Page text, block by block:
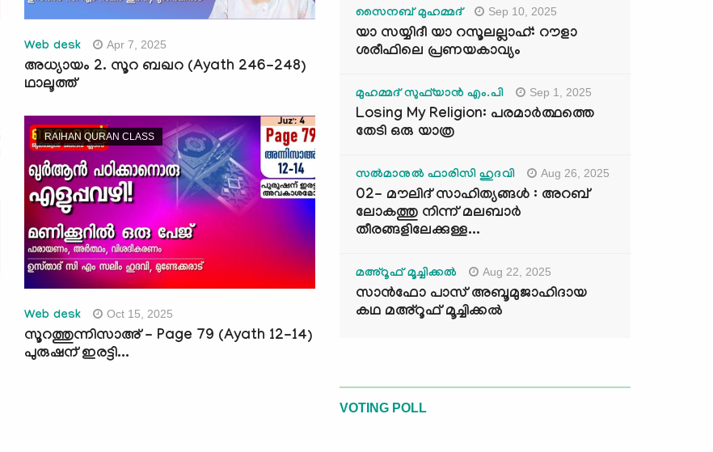
Web desk Apr 7, 2025
അധ്യായം 2. സൂറ ബഖറ (Ayath 246-248)
ഥാലൂത്ത്
RAIHAN QURAN CLASS
Web desk Oct 15, 2025
സൂറത്തുന്നിസാഅ് - Page 79 (Ayath 12-14)
പുരുഷന് ഇരട്ടി...
സൈനബ് മുഹമ്മദ് Sep 10, 2025
യാ സയ്യിദീ യാ റസൂലല്ലാഹ്: റൗളാ
ശരീഫിലെ പ്രണയകാവ്യം
മുഹമ്മദ് സുഫ്‌യാൻ എം.പി Sep 1, 2025
Losing My Religion: പരമാർത്ഥത്തെ
തേടി ഒരു യാത്ര
സൽമാനുൽ ഫാരിസി ഹുദവി Aug 26, 2025
02- മൗലിദ് സാഹിത്യങ്ങൾ : അറബ്
ലോകത്തു നിന്ന് മലബാർ
തീരങ്ങളിലേക്കുള്ള...
മഅ്റൂഫ് മൂച്ചിക്കല്‍ Aug 22, 2025
സാൻഫോ പാസ് അബൂമുജാഹിദായ
കഥ മഅ്റൂഫ് മൂച്ചിക്കല്‍
VOTING POLL